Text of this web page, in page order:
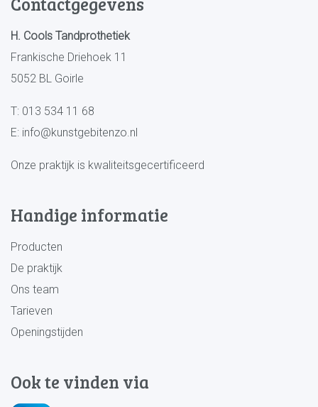
H. Cools Tandprothetiek
Frankische Driehoek 11
5052 BL Goirle
T: 013 534 11 68
E: info@kunstgebitenzo.nl
Onze praktijk is kwaliteitsgecertificeerd
Handige informatie
Producten
De praktijk
Ons team
Tarieven
Openingstijden
Ook te vinden via